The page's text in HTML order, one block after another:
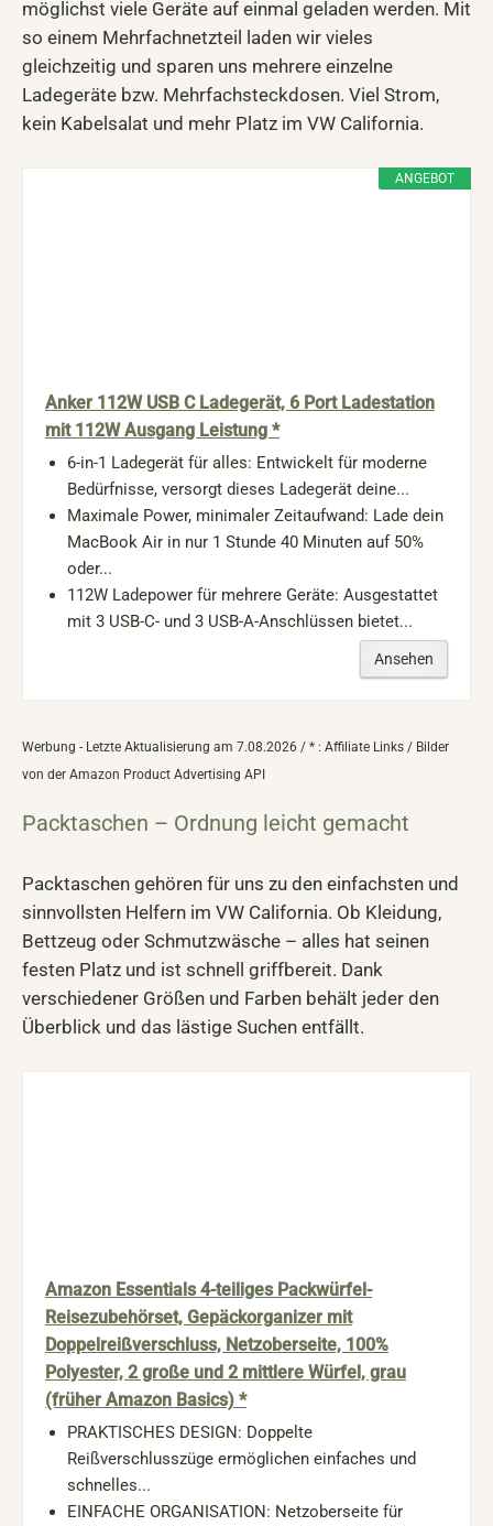
möglichst viele Geräte auf einmal geladen werden. Mit
so einem Mehrfachnetzteil laden wir vieles
gleichzeitig und sparen uns mehrere einzelne
Ladegeräte bzw. Mehrfachsteckdosen. Viel Strom,
kein Kabelsalat und mehr Platz im VW California.
ANGEBOT
Anker 112W USB C Ladegerät, 6 Port Ladestation
mit 112W Ausgang Leistung *
6-in-1 Ladegerät für alles: Entwickelt für moderne
Bedürfnisse, versorgt dieses Ladegerät deine...
Maximale Power, minimaler Zeitaufwand: Lade dein
MacBook Air in nur 1 Stunde 40 Minuten auf 50%
oder...
112W Ladepower für mehrere Geräte: Ausgestattet
mit 3 USB-C- und 3 USB-A-Anschlüssen bietet...
Ansehen
Werbung - Letzte Aktualisierung am 7.08.2026 / * : Affiliate Links / Bilder
von der Amazon Product Advertising API
Packtaschen – Ordnung leicht gemacht
Packtaschen gehören für uns zu den einfachsten und
sinnvollsten Helfern im VW California. Ob Kleidung,
Bettzeug oder Schmutzwäsche – alles hat seinen
festen Platz und ist schnell griffbereit. Dank
verschiedener Größen und Farben behält jeder den
Überblick und das lästige Suchen entfällt.
Amazon Essentials 4-teiliges Packwürfel-
Reisezubehörset, Gepäckorganizer mit
Doppelreißverschluss, Netzoberseite, 100%
Polyester, 2 große und 2 mittlere Würfel, grau
(früher Amazon Basics) *
PRAKTISCHES DESIGN: Doppelte
Reißverschlusszüge ermöglichen einfaches und
schnelles...
EINFACHE ORGANISATION: Netzoberseite für